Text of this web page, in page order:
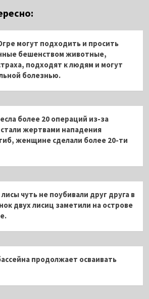
могут подходить и просить
бешенством животные,
подходят к людям и могут
болезнью.
более 20 операций из-за
жертвами нападения
женщине сделали более 20-ти
чуть не поубивали друг друга в
двух лисиц заметили на острове
продолжает осваивать